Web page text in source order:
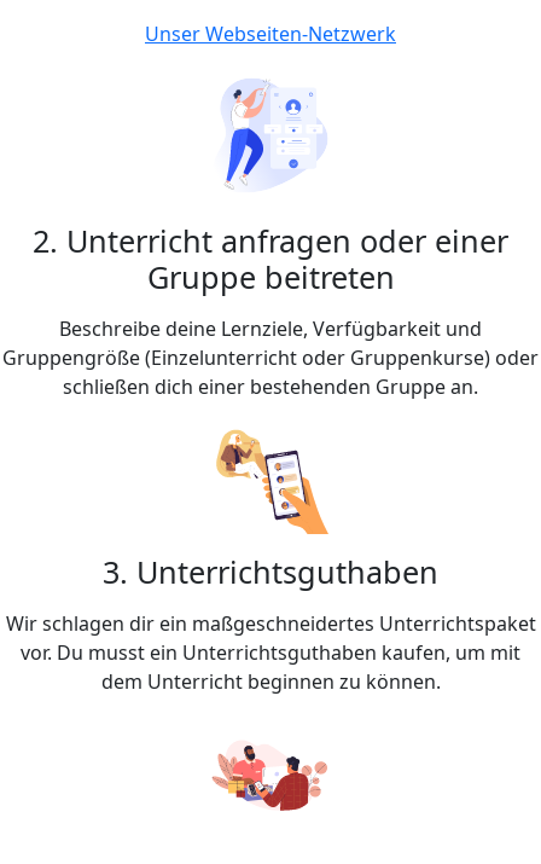
Unser Webseiten-Netzwerk
2. Unterricht anfragen oder einer
Gruppe beitreten
Beschreibe deine Lernziele, Verfügbarkeit und
Gruppengröße (Einzelunterricht oder Gruppenkurse) oder
schließen dich einer bestehenden Gruppe an.
3. Unterrichtsguthaben
Wir schlagen dir ein maßgeschneidertes Unterrichtspaket
vor. Du musst ein Unterrichtsguthaben kaufen, um mit
dem Unterricht beginnen zu können.